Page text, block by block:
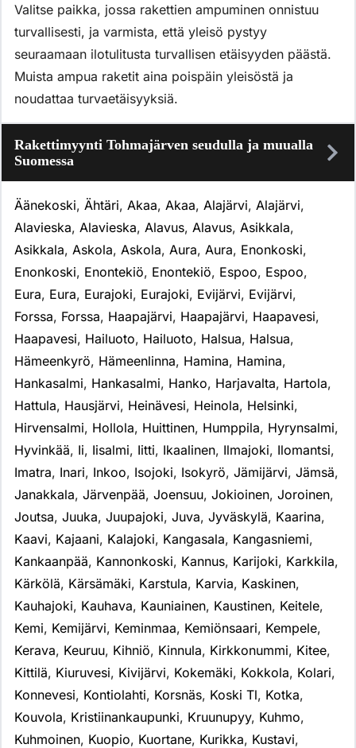
Valitse paikka, jossa rakettien ampuminen onnistuu
turvallisesti, ja varmista, että yleisö pystyy
seuraamaan ilotulitusta turvallisen etäisyyden päästä.
Muista ampua raketit aina poispäin yleisöstä ja
noudattaa turvaetäisyyksiä.
Rakettimyynti Tohmajärven seudulla ja muualla
Suomessa
Äänekoski, Ähtäri, Akaa, Akaa, Alajärvi, Alajärvi,
Alavieska, Alavieska, Alavus, Alavus, Asikkala,
Asikkala, Askola, Askola, Aura, Aura, Enonkoski,
Enonkoski, Enontekiö, Enontekiö, Espoo, Espoo,
Eura, Eura, Eurajoki, Eurajoki, Evijärvi, Evijärvi,
Forssa, Forssa, Haapajärvi, Haapajärvi, Haapavesi,
Haapavesi, Hailuoto, Hailuoto, Halsua, Halsua,
Hämeenkyrö, Hämeenlinna, Hamina, Hamina,
Hankasalmi, Hankasalmi, Hanko, Harjavalta, Hartola,
Hattula, Hausjärvi, Heinävesi, Heinola, Helsinki,
Hirvensalmi, Hollola, Huittinen, Humppila, Hyrynsalmi,
Hyvinkää, Ii, Iisalmi, Iitti, Ikaalinen, Ilmajoki, Ilomantsi,
Imatra, Inari, Inkoo, Isojoki, Isokyrö, Jämijärvi, Jämsä,
Janakkala, Järvenpää, Joensuu, Jokioinen, Joroinen,
Joutsa, Juuka, Juupajoki, Juva, Jyväskylä, Kaarina,
Kaavi, Kajaani, Kalajoki, Kangasala, Kangasniemi,
Kankaanpää, Kannonkoski, Kannus, Karijoki, Karkkila,
Kärkölä, Kärsämäki, Karstula, Karvia, Kaskinen,
Kauhajoki, Kauhava, Kauniainen, Kaustinen, Keitele,
Kemi, Kemijärvi, Keminmaa, Kemiönsaari, Kempele,
Kerava, Keuruu, Kihniö, Kinnula, Kirkkonummi, Kitee,
Kittilä, Kiuruvesi, Kivijärvi, Kokemäki, Kokkola, Kolari,
Konnevesi, Kontiolahti, Korsnäs, Koski Tl, Kotka,
Kouvola, Kristiinankaupunki, Kruunupyy, Kuhmo,
Kuhmoinen, Kuopio, Kuortane, Kurikka, Kustavi,